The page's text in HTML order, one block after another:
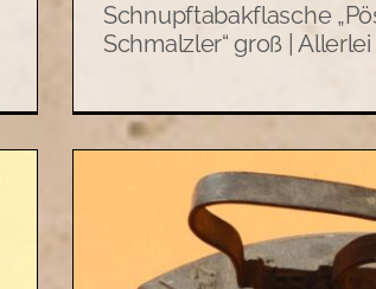
Schnupftabakflasche
Schmalzler“ groß | Allerlei